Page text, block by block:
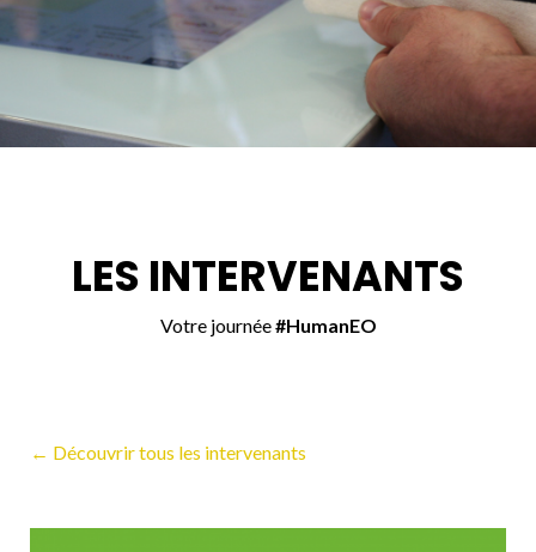
LES INTERVENANTS
Votre journée#HumanEO
← Découvrir tous les intervenants